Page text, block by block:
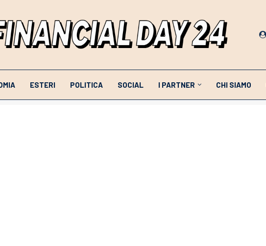
ESTERI POLITICA SOCIAL I PARTNER CHI SIAMO